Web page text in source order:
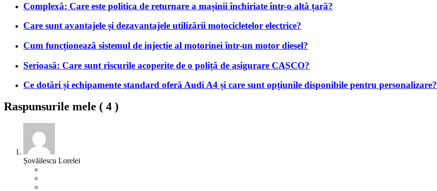
Complexă: Care este politica de returnare a mașinii închiriate într-o altă țară?
Care sunt avantajele și dezavantajele utilizării motocicletelor electrice?
Cum funcționează sistemul de injectie al motorinei într-un motor diesel?
Serioasă: Care sunt riscurile acoperite de o poliță de asigurare CASCO?
Ce dotări și echipamente standard oferă Audi A4 și care sunt opțiunile disponibile pentru personalizare?
Raspunsurile mele ( 4 )
Șovăilescu Lorelei